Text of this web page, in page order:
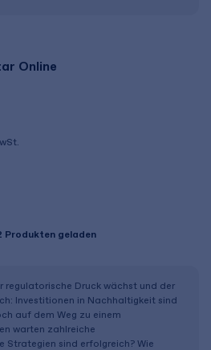
Online
Produkten geladen
regulatorische Druck wächst und der
Investitionen in Nachhaltigkeit sind
auf dem Weg zu einem
warten zahlreiche
Strategien sind erfolgreich? Wie